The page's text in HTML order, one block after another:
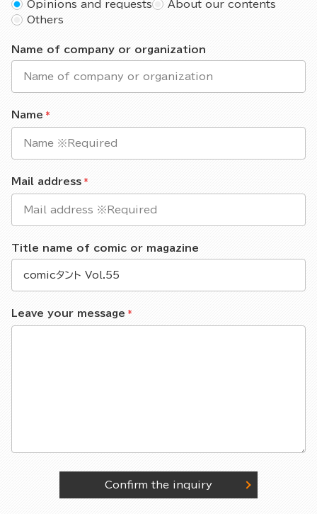
Opinions and requests
About our contents
Others
Name of company or organization
Name
Mail address
Title name of comic or magazine
Leave your message
Confirm the inquiry